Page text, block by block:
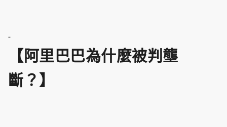
-
【阿里巴巴為什麼被判壟
斷？】